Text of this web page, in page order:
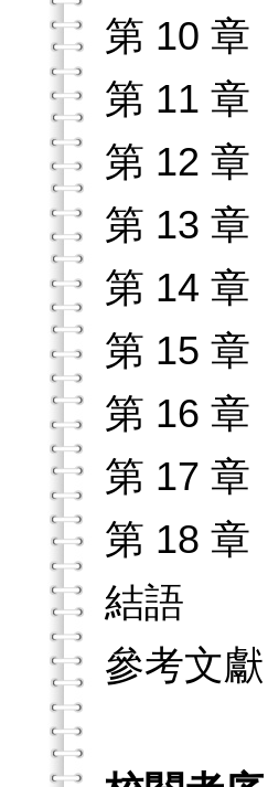
第 10
第 11
第 12
第 13
第 14
第 15
第 16
第 17
第 18
結語
參考文獻